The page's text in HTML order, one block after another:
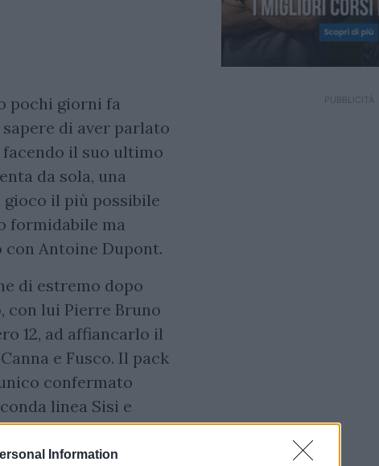
Information
pochi giorni fa
di aver parlato
il suo ultimo
da sola, una
il più possibile
formidabile ma
Antoine Dupont.
di estremo dopo
con lui Pierre Bruno
12, ad affiancarlo il
e Fusco. Il pack
confermato
linea Sisi e